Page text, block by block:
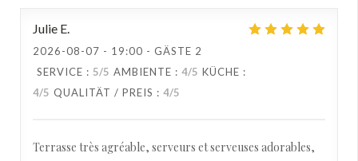
Julie E
2026-08-07 - 19:00 - GÄSTE 2
SERVICE : 5/5 AMBIENTE : 4/5 KÜCHE :
4/5 QUALITÄT / PREIS : 4/5
Terrasse très agréable, serveurs et serveuses adorables,